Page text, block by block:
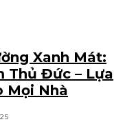
Xanh Mát:
Thủ Đức – Lựa
Mọi Nhà